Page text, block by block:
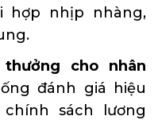
hợp nhịp nhàng,
cho nhân
đánh giá hiệu
sách lương